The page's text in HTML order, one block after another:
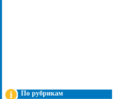
По рубрикам